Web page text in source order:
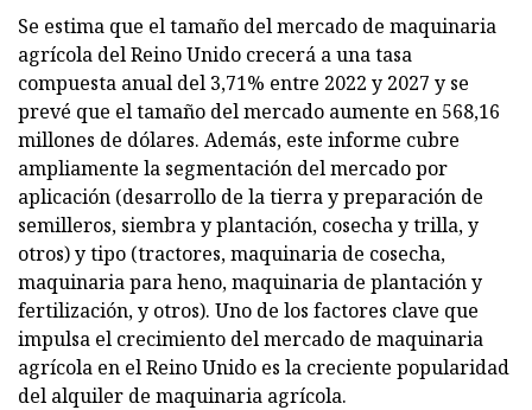
Se estima que el tamaño del mercado de maquinaria
agrícola del Reino Unido crecerá a una tasa
compuesta anual del 3,71% entre 2022 y 2027 y se
prevé que el tamaño del mercado aumente en 568,16
millones de dólares. Además, este informe cubre
ampliamente la segmentación del mercado por
aplicación (desarrollo de la tierra y preparación de
semilleros, siembra y plantación, cosecha y trilla, y
otros) y tipo (tractores, maquinaria de cosecha,
maquinaria para heno, maquinaria de plantación y
fertilización, y otros). Uno de los factores clave que
impulsa el crecimiento del mercado de maquinaria
agrícola en el Reino Unido es la creciente popularidad
del alquiler de maquinaria agrícola.